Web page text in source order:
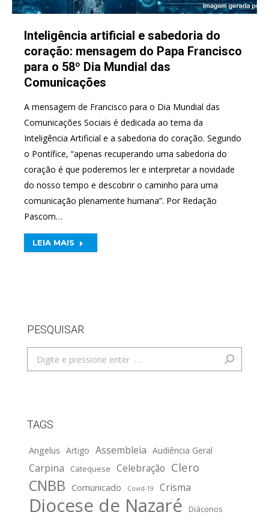
Inteligência artificial e sabedoria do
coração: mensagem do Papa Francisco
para o 58º Dia Mundial das
Comunicações
A mensagem de Francisco para o Dia Mundial das
Comunicações Sociais é dedicada ao tema da
Inteligência Artificial e a sabedoria do coração. Segundo
o Pontífice, “apenas recuperando uma sabedoria do
coração é que poderemos ler e interpretar a novidade
do nosso tempo e descobrir o caminho para uma
comunicação plenamente humana”. Por Redação
Pascom…
LEIA MAIS
PESQUISAR
Search:
TAGS
Angelus Artigo Assembleia Audiência Geral
Carpina Catequese Celebração Clero
CNBB Comunicado Covid-19 Crisma
Diocese de Nazaré
Diáconos